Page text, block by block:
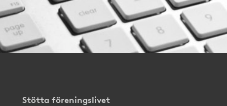
Stötta föreningslivet